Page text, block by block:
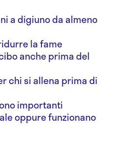
a digiuno da almeno
la fame
anche prima del
chi si allena prima di
importanti
oppure funzionano